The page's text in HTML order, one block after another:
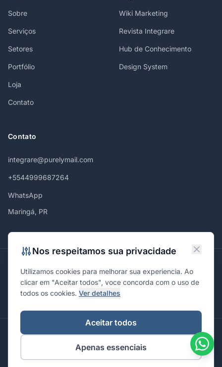
Sobre
Serviços
Setores
Portfólio
Loja
Contato
Wiki Marketing
Revista Integrare
Hub de Conhecimento
Design System
Contato
integrare@purelymail.com
+5544999687264
WhatsApp
Maringá, PR
MaringáCuritibaSão PauloLondrinaCascavelPonta Grossa
Florianópolis BrasíliaJoinvilleCampinas
© 2026 Integrare. Marketing de Verdade. Todos os direitos
reservados.
Nos respeitamos sua privacidade
Utilizamos cookies para melhorar sua experiencia. Ao
clicar em "Aceitar todos", voce concorda com o uso de
todos os cookies. Ver detalhes
Aceitar todos
Apenas essenciais